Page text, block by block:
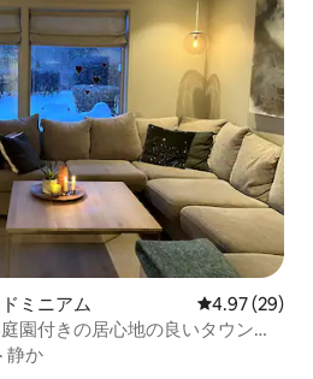
ミニアム レビュー29
4.97 (29)
園付きの居心地の良いタウンハ
· 静か